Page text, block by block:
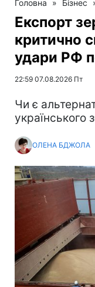
Головна » Бізнес
Експорт
критично
удари РФ
22:59 07.08.2026 Пт
Чи є
українського
ОЛЕНА БДЖОЛА